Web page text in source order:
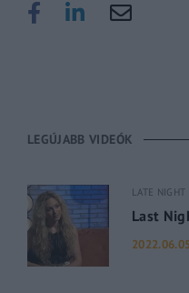
LEGÚJABB VIDEÓK
LATE NIGHT
Last